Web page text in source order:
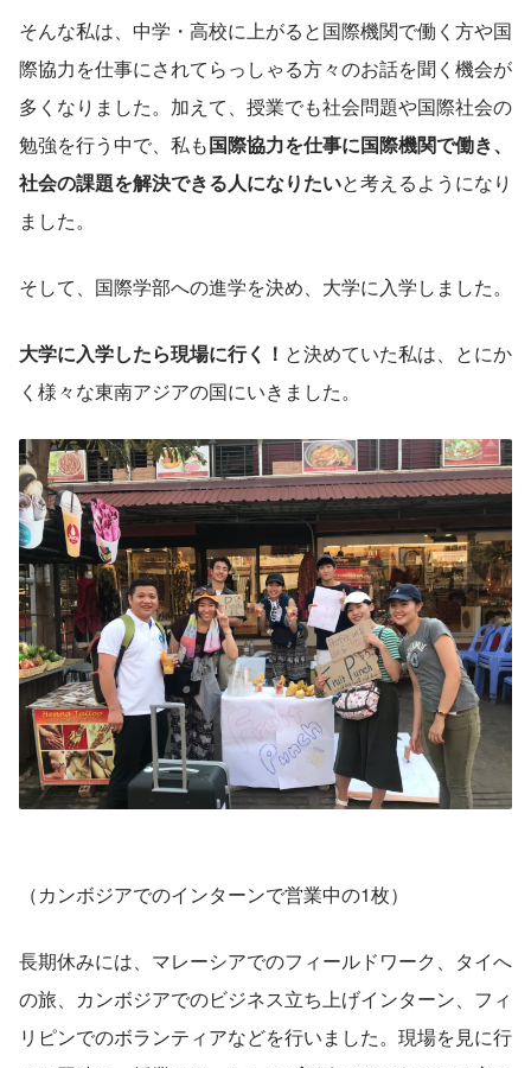
そんな私は、中学・高校に上がると国際機関で働く方や国
際協力を仕事にされてらっしゃる方々のお話を聞く機会が
多くなりました。加えて、授業でも社会問題や国際社会の
勉強を行う中で、私も国際協力を仕事に国際機関で働き、
社会の課題を解決できる人になりたいと考えるようになり
ました。
そして、国際学部への進学を決め、大学に入学しました。
大学に入学したら現場に行く！ と決めていた私は、とにか
く様々な東南アジアの国にいきました。
（カンボジアでのインターンで営業中の1枚）
長期休みには、マレーシアでのフィールドワーク、タイへ
の旅、カンボジアでのビジネス立ち上げインターン、フィ
リピンでのボランティアなどを行いました。現場を見に行